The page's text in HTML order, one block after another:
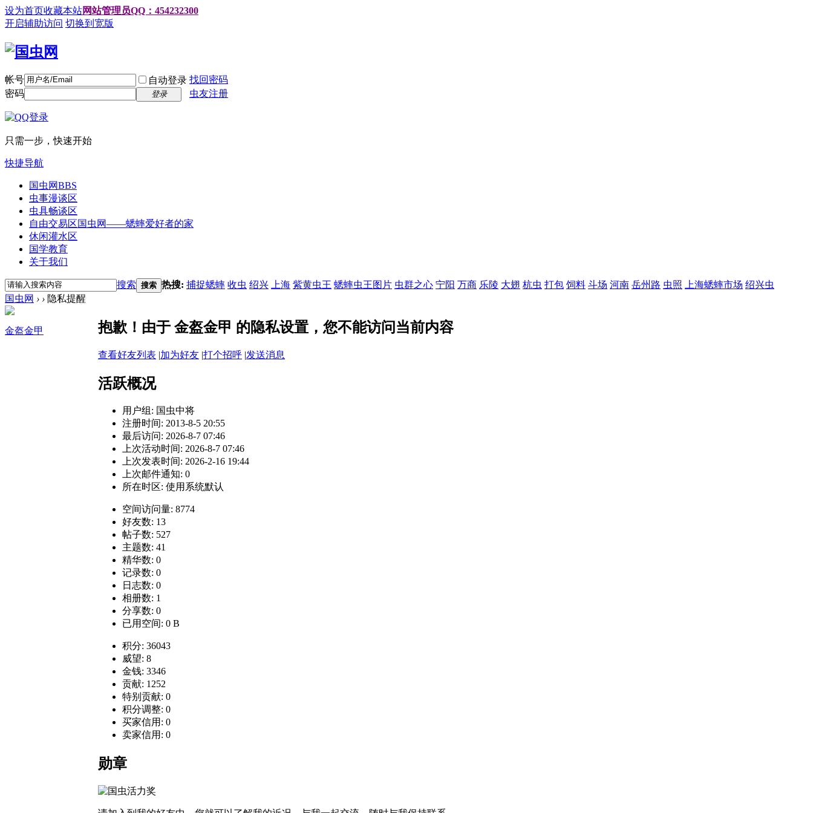
设为首页收藏本站网站管理员QQ：454232300
开启辅助访问 切换到宽版
帐号 自动登录 找回密码
密码
登录 虫友注册
只需一步，快速开始
快捷导航
国虫网BBS
虫事漫谈区
虫具畅谈区
自由交易区国虫网——蟋蟀爱好者的家
休闲灌水区
国学教育
关于我们
搜索 搜索 热搜: 捕捉蟋蟀 收虫 绍兴 上海 紫黄虫王 蟋蟀虫王图片 虫群之心 宁阳 万商 乐陵 大翅 杭虫 打包 饲料 斗场 河南 岳州路 虫照 上海蟋蟀市场 绍兴虫
国虫网 › › 隐私提醒
金盔金甲 抱歉！由于 金盔金甲 的隐私设置，您不能访问当前内容
查看好友列表 |加为好友 |打个招呼 |发送消息
活跃概况
用户组: 国虫中将
注册时间: 2013-8-5 20:55
最后访问: 2026-8-7 07:46
上次活动时间: 2026-8-7 07:46
上次发表时间: 2026-2-16 19:44
上次邮件通知: 0
所在时区: 使用系统默认
空间访问量: 8774
好友数: 13
帖子数: 527
主题数: 41
精华数: 0
记录数: 0
日志数: 0
相册数: 1
分享数: 0
已用空间: 0 B
积分: 36043
威望: 8
金钱: 3346
贡献: 1252
特别贡献: 0
积分调整: 0
买家信用: 0
卖家信用: 0
勋章